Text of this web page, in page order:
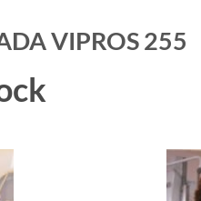
VIPROS 255